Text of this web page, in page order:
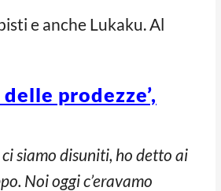
e anche Lukaku. Al
prodezze’,
siamo disuniti, ho detto ai
Noi oggi c’eravamo